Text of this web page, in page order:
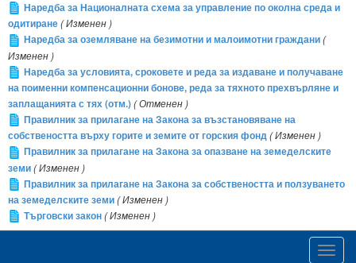
Наредба за Националната схема за управление по околна среда и
одитиране( Изменен )
Наредба за оземляване на безимотни и малоимотни граждани(
Изменен )
Наредба за условията, сроковете и реда за издаване и получаване
на поименни компенсационни бонове, реда за тяхното прехвърляне и
заплащанията с тях (отм.)( Отменен )
Правилник за прилагане на Закона за възстановяване на
собствеността върху горите и земите от горския фонд( Изменен )
Правилник за прилагане на Закона за опазване на земеделските
земи( Изменен )
Правилник за прилагане на Закона за собствеността и ползуването
на земеделските земи( Изменен )
Търговски закон( Изменен )